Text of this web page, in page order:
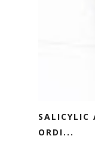
ORDI...